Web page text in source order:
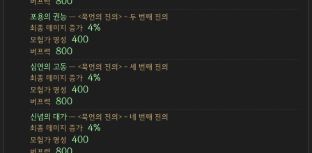
포용의 권능— <묵언의 진의> - 두 번째 진의
최종 데미지 증가 4%
모험가 명성 400
버프력 800
심연의 고동— <묵언의 진의> - 세 번째 진의
최종 데미지 증가 4%
모험가 명성 400
버프력 800
신념의 대가— <묵언의 진의> - 네 번째 진의
최종 데미지 증가 4%
모험가 명성 400